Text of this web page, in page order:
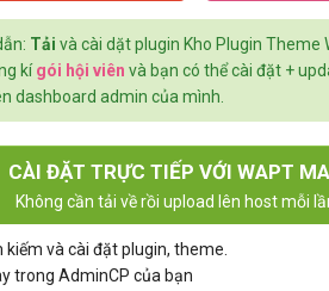
Tải và cài dặt plugin Kho Plugin Theme
kígói hội viên và bạn có thể cài đặt +
dashboard admin của mình.
CÀI ĐẶT TRỰC TIẾP VỚI WAPT
Không cần tải về rồi upload lên host mỗi
kiếm và cài đặt plugin, theme.
trong AdminCP của bạn